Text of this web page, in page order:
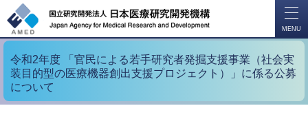
MENU
令和2年度 「官民による若手研究者発掘支援事業（社会実
装目的型の医療機器創出支援プロジェクト）」に係る公募
について